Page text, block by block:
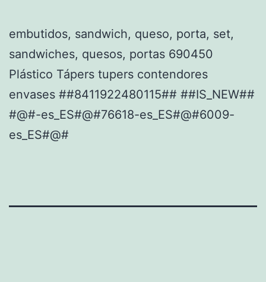
embutidos, sandwich, queso, porta, set,
sandwiches, quesos, portas 690450
Plástico Tápers tupers contendores
envases ##8411922480115## ##IS_NEW##
#@#-es_ES#@#76618-es_ES#@#6009-
es_ES#@#